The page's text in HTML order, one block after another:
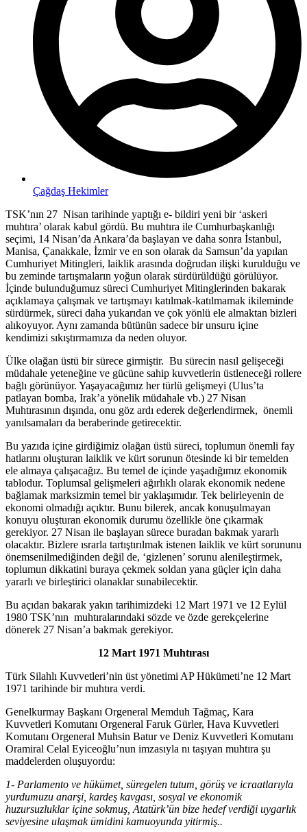
Çağdaş Hekimler
TSK’nın 27 Nisan tarihinde yaptığı e- bildiri yeni bir ‘askeri
muhtıra’ olarak kabul gördü. Bu muhtıra ile Cumhurbaşkanlığı
seçimi, 14 Nisan’da Ankara’da başlayan ve daha sonra İstanbul,
Manisa, Çanakkale, İzmir ve en son olarak da Samsun’da yapılan
Cumhuriyet Mitingleri, laiklik arasında doğrudan ilişki kurulduğu ve
bu zeminde tartışmaların yoğun olarak sürdürüldüğü görülüyor.
İçinde bulunduğumuz süreci Cumhuriyet Mitinglerinden bakarak
açıklamaya çalışmak ve tartışmayı katılmak-katılmamak ikileminde
sürdürmek, süreci daha yukarıdan ve çok yönlü ele almaktan bizleri
alıkoyuyor. Aynı zamanda bütünün sadece bir unsuru içine
kendimizi sıkıştırmamıza da neden oluyor.
Ülke olağan üstü bir sürece girmiştir. Bu sürecin nasıl gelişeceği
müdahale yeteneğine ve gücüne sahip kuvvetlerin üstleneceği rollere
bağlı görünüyor. Yaşayacağımız her türlü gelişmeyi (Ulus’ta
patlayan bomba, Irak’a yönelik müdahale vb.) 27 Nisan
Muhtırasının dışında, onu göz ardı ederek değerlendirmek, önemli
yanılsamaları da beraberinde getirecektir.
Bu yazıda içine girdiğimiz olağan üstü süreci, toplumun önemli fay
hatlarını oluşturan laiklik ve kürt sorunun ötesinde ki bir temelden
ele almaya çalışacağız. Bu temel de içinde yaşadığımız ekonomik
tablodur. Toplumsal gelişmeleri ağırlıklı olarak ekonomik nedene
bağlamak marksizmin temel bir yaklaşımıdır. Tek belirleyenin de
ekonomi olmadığı açıktır. Bunu bilerek, ancak konuşulmayan
konuyu oluşturan ekonomik durumu özellikle öne çıkarmak
gerekiyor. 27 Nisan ile başlayan sürece buradan bakmak yararlı
olacaktır. Bizlere ısrarla tartıştırılmak istenen laiklik ve kürt sorununu
önemsenilmediğinden değil de, ‘gizlenen’ sorunu alenileştirmek,
toplumun dikkatini buraya çekmek soldan yana güçler için daha
yararlı ve birleştirici olanaklar sunabilecektir.
Bu açıdan bakarak yakın tarihimizdeki 12 Mart 1971 ve 12 Eylül
1980 TSK’nın muhtıralarındaki sözde ve özde gerekçelerine
dönerek 27 Nisan’a bakmak gerekiyor.
12 Mart 1971 Muhtırası
Türk Silahlı Kuvvetleri’nin üst yönetimi AP Hükümeti’ne 12 Mart
1971 tarihinde bir muhtıra verdi.
Genelkurmay Başkanı Orgeneral Memduh Tağmaç, Kara
Kuvvetleri Komutanı Orgeneral Faruk Gürler, Hava Kuvvetleri
Komutanı Orgeneral Muhsin Batur ve Deniz Kuvvetleri Komutanı
Oramiral Celal Eyiceoğlu’nun imzasıyla nı taşıyan muhtıra şu
maddelerden oluşuyordu:
1- Parlamento ve hükümet, süregelen tutum, görüş ve icraatlarıyla
yurdumuzu anarşi, kardeş kavgası, sosyal ve ekonomik
huzursuzluklar içine sokmuş, Atatürk’ün bize hedef verdiği uygarlık
seviyesine ulaşmak ümidini kamuoyunda yitirmiş..